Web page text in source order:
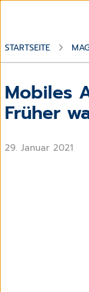
STARTSEITE
Mobiles
Früher
29. Januar 2021